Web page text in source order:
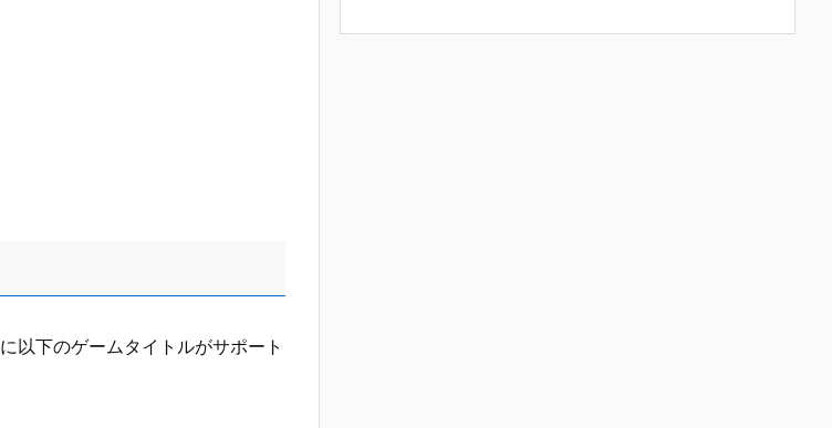
以下のゲームタイトルがサポート